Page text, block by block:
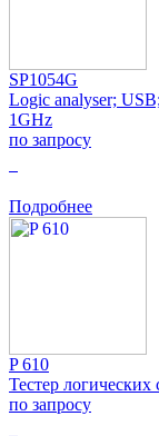
SP1054G
Logic analyser;
1GHz
по запросу
Подробнее
P 610
Тестер
по запросу